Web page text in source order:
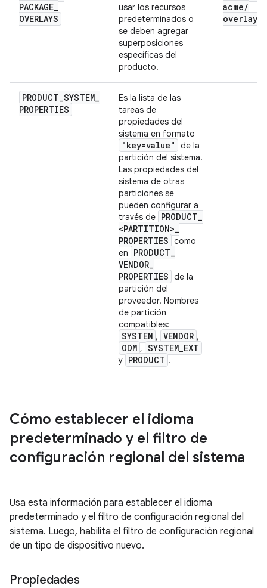
PACKAGE_
OVERLAYS
usar los recursos
predeterminados o
se deben agregar
superposiciones
específicas del
producto.
acme/
overlay
PRODUCT_SYSTEM_
PROPERTIES
Es la lista de las
tareas de
propiedades del
sistema en formato
"key=value"
de la
partición del sistema.
Las propiedades del
sistema de otras
particiones se
pueden configurar a
través de PRODUCT_
<PARTITION>_
PROPERTIES como
en
PRODUCT_
VENDOR_
PROPERTIES de la
partición del
proveedor. Nombres
de partición
compatibles:
SYSTEM , VENDOR ,
ODM , SYSTEM_EXT
y PRODUCT .
Cómo establecer el idioma
predeterminado y el filtro de
configuración regional del sistema
Usa esta información para establecer el idioma
predeterminado y el filtro de configuración regional del
sistema. Luego, habilita el filtro de configuración regional
de un tipo de dispositivo nuevo.
Propiedades